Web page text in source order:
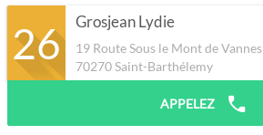
26 Grosjean Lydie
19 Route Sous le Mont de Vannes
70270Saint-Barthélemy
APPELEZ